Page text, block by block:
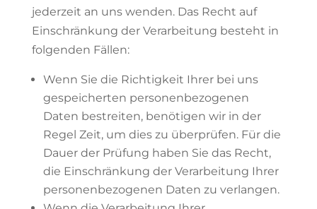
jederzeit an uns wenden. Das Recht auf
Einschränkung der Verarbeitung besteht in
folgenden Fällen:
Wenn Sie die Richtigkeit Ihrer bei uns
gespeicherten personenbezogenen
Daten bestreiten, benötigen wir in der
Regel Zeit, um dies zu überprüfen. Für die
Dauer der Prüfung haben Sie das Recht,
die Einschränkung der Verarbeitung Ihrer
personenbezogenen Daten zu verlangen.